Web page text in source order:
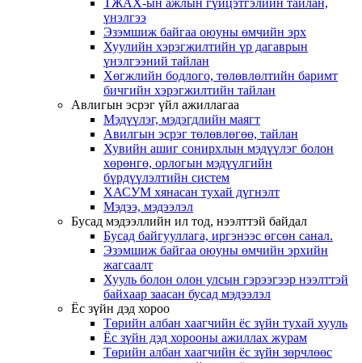
ТЖАХ-ын ажлын гүйцэтгэлийн тайлан,
үнэлгээ
Эзэмшиж байгаа оюуны өмчийн эрх
Хуулийн хэрэгжилтийн үр дагаврын
үнэлгээний тайлан
Хөгжлийн бодлого, төлөвлөлтийн баримт
бичгийн хэрэгжилтийн тайлан
Авлигын эсрэг үйл ажиллагаа
Мэдүүлэг, мэдэгдлийн маягт
Авилгын эсрэг төлөвлөгөө, тайлан
Хувийн ашиг сонирхлын мэдүүлэг болон
хөрөнгө, орлогын мэдүүлгийн
бүрдүүлэлтийн систем
ХАСУМ хянасан тухай дүгнэлт
Мэдээ, мэдээлэл
Бусад мэдээллийн ил тод, нээлттэй байдал
Бусад байгууллага, иргэнээс өгсөн санал.
Эзэмшиж байгаа оюуны өмчийн эрхийн
жагсаалт
Хууль болон олон улсын гэрээгээр нээлттэй
байхаар заасан бусад мэдээлэл
Ёс зүйн дэд хороо
Төрийн албан хаагчийн ёс зүйн тухай хууль
Ёс зүйн дэд хорооны ажиллах журам
Төрийн албан хаагчийн ёс зүйн зөрчлөөс